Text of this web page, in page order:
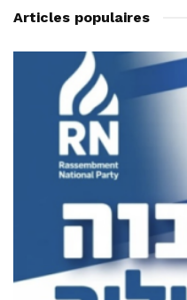
Articles populaires